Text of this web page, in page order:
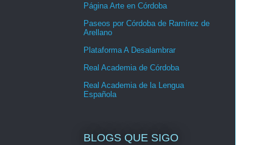
Página Arte en Córdoba
Paseos por Córdoba de Ramírez de
Arellano
Plataforma A Desalambrar
Real Academia de Córdoba
Real Academia de la Lengua
Española
BLOGS QUE SIGO